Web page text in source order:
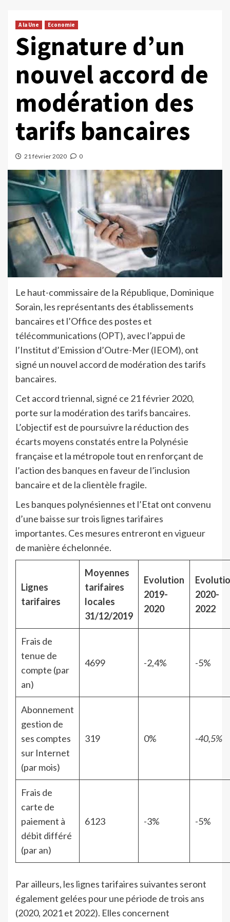
A la Une Economie
Signature d’un
nouvel accord de
modération des
tarifs bancaires
21 février 2020 0
Le haut-commissaire de la République, Dominique
Sorain, les représentants des établissements
bancaires et l’Office des postes et
télécommunications (OPT), avec l’appui de
l’Institut d’Emission d’Outre-Mer (IEOM), ont
signé un nouvel accord de modération des tarifs
bancaires.
Cet accord triennal, signé ce 21 février 2020,
porte sur la modération des tarifs bancaires.
L’objectif est de poursuivre la réduction des
écarts moyens constatés entre la Polynésie
française et la métropole tout en renforçant de
l’action des banques en faveur de l’inclusion
bancaire et de la clientèle fragile.
Les banques polynésiennes et l’Etat ont convenu
d’une baisse sur trois lignes tarifaires
importantes. Ces mesures entreront en vigueur
de manière échelonnée.
Lignes
tarifaires
Moyennes
tarifaires
locales
31/12/2019
Evolution
2019-
2020
2020-
2022
Frais de
tenue de
compte (par
an)
4699 -2,4% -5%
Abonnement
gestion de
ses comptes
sur Internet
(par mois)
319 0% -40,5%
Frais de
carte de
paiement à
débit différé
(par an)
6123 -3% -5%
Par ailleurs, les lignes tarifaires suivantes seront
également gelées pour une période de trois ans
(2020, 2021 et 2022). Elles concernent